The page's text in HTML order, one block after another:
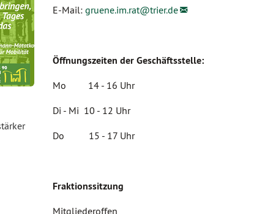
E-Mail: gruene.im.rat@trier.de
Öffnungszeiten der Geschäftsstelle:
Mo 14 - 16 Uhr
Di - Mi 10 - 12 Uhr
Do 15 - 17 Uhr
Fraktionssitzung
Mitgliederoffen